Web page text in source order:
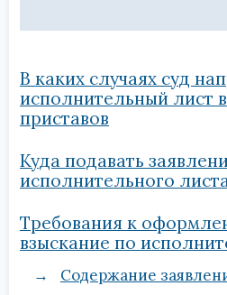
В каких случаях суд
исполнительный лист
приставов
Куда подавать
исполнительного
Требования к
взыскание по
Содержание